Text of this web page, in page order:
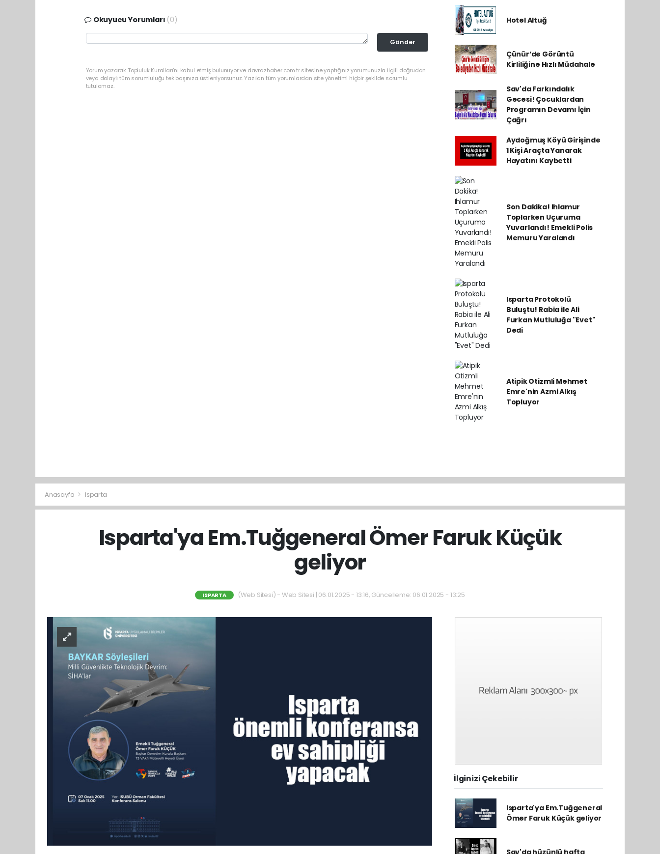
Okuyucu Yorumları (0)
Gönder
Yorum yazarak Topluluk Kuralları’nı kabul etmiş bulunuyor ve davrazhaber.com.tr sitesine yaptığınız yorumunuzla ilgili doğrudan
veya dolaylı tüm sorumluluğu tek başınıza üstleniyorsunuz. Yazılan tüm yorumlardan site yönetimi hiçbir şekilde sorumlu
tutulamaz.
Hotel Altuğ
Çünür’de Görüntü
Kirliliğine Hızlı Müdahale
Sav'da Farkındalık
Gecesi! Çocuklardan
Programın Devamı İçin
Çağrı
Aydoğmuş Köyü Girişinde
1 Kişi Araçta Yanarak
Hayatını Kaybetti
Son Dakika! Ihlamur
Toplarken Uçuruma
Yuvarlandı! Emekli Polis
Memuru Yaralandı
Isparta Protokolü
Buluştu! Rabia ile Ali
Furkan Mutluluğa "Evet"
Dedi
Atipik Otizmli Mehmet
Emre'nin Azmi Alkış
Topluyor
Anasayfa Isparta
Isparta'ya Em.Tuğgeneral Ömer Faruk Küçük
geliyor
ISPARTA (Web Sitesi) - Web Sitesi | 06.01.2025 - 13:16, Güncelleme: 06.01.2025 - 13:25
İlginizi Çekebilir
Isparta'ya Em.Tuğgeneral
Ömer Faruk Küçük geliyor